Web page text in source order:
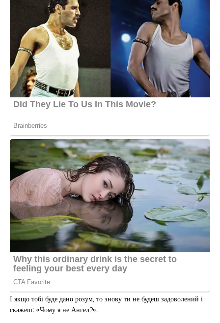
І якщо тобі буде дано розум, то знову ти не будеш задоволений і
скажеш: «Чому я не Ангел?».